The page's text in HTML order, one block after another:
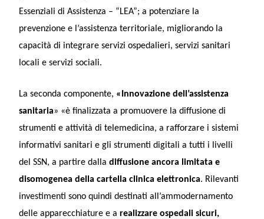
Essenziali di Assistenza – “LEA”; a potenziare la
prevenzione e l’assistenza territoriale, migliorando la
capacità di integrare servizi ospedalieri, servizi sanitari
locali e servizi sociali.
La seconda componente, «Innovazione dell’assistenza
sanitaria» «è finalizzata a promuovere la diffusione di
strumenti e attività di telemedicina, a rafforzare i sistemi
informativi sanitari e gli strumenti digitali a tutti i livelli
del SSN, a partire dalladiffusione ancora limitata e
disomogenea della cartella clinica elettronica. Rilevanti
investimenti sono quindi destinati all’ammodernamento
delle apparecchiature e arealizzare ospedali sicuri,